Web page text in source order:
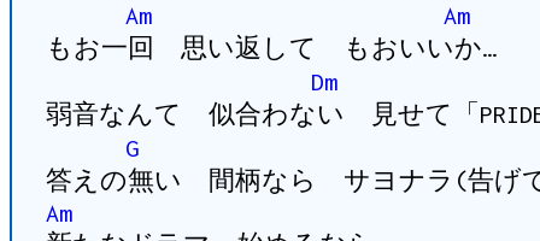
Am
Am
もお一回 思い返して もおいいか…
Dm
弱音なんて 似合わない 見せて「
G
答えの無い 間柄なら サヨナラ(告げ
Am